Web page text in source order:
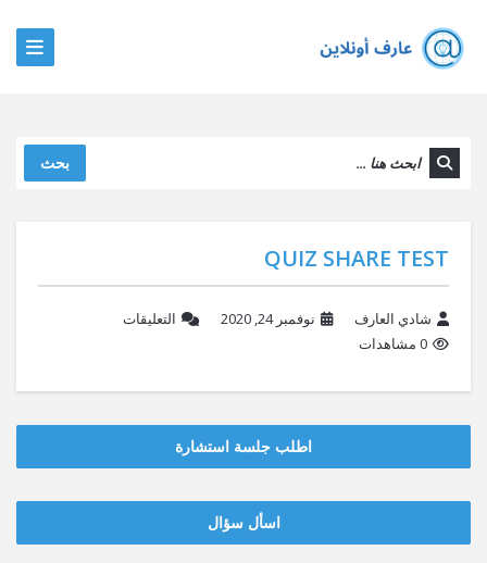
بحث
QUIZ SHARE TEST
شادي العارف نوفمبر 24, 2020
التعليقات
0 مشاهدات
اطلب جلسة استشارة
‫‫اسأل سؤال